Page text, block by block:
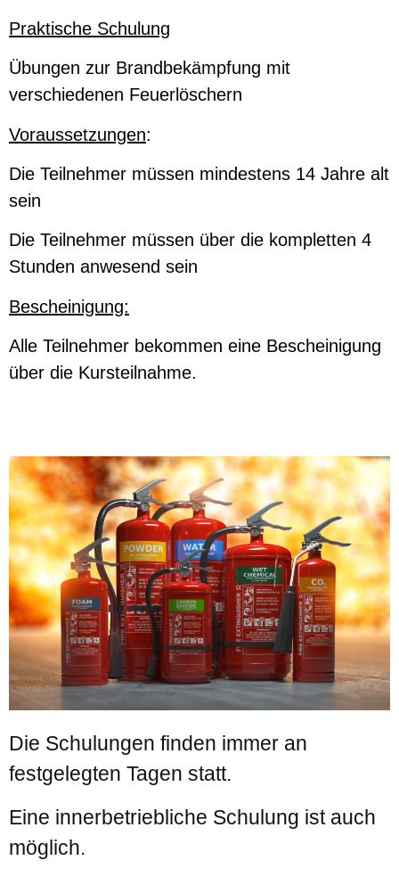
Praktische Schulung
Übungen zur Brandbekämpfung mit
verschiedenen Feuerlöschern
Voraussetzungen:
Die Teilnehmer müssen mindestens 14 Jahre alt
sein
Die Teilnehmer müssen über die kompletten 4
Stunden anwesend sein
Bescheinigung:
Alle Teilnehmer bekommen eine Bescheinigung
über die Kursteilnahme.
Die Schulungen finden immer an
festgelegten Tagen statt.
Eine innerbetriebliche Schulung ist auch
möglich.